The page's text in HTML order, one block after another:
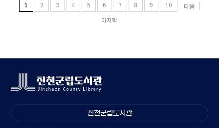
1 2 3 4 5 6 7 8 9 10
다음
마지막
진천군립도서관